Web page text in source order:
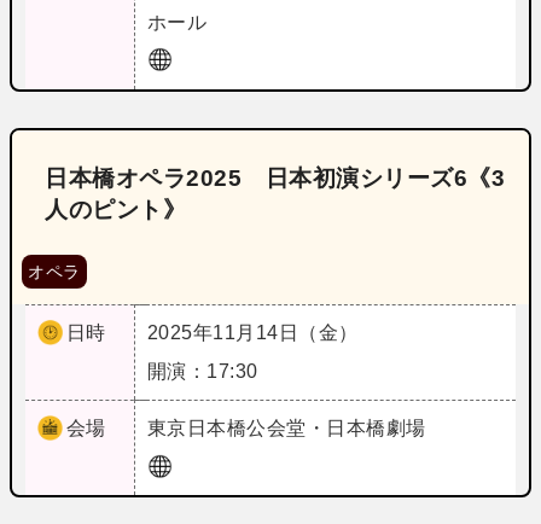
ホール
日本橋オペラ2025 日本初演シリーズ6《3
人のピント》
オペラ
日時
2025年11月14日（金）
開演：17:30
会場 東京 日本橋公会堂・日本橋劇場